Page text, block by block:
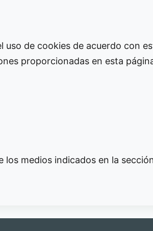
de cookies de acuerdo con
proporcionadas en esta
medios indicados en la